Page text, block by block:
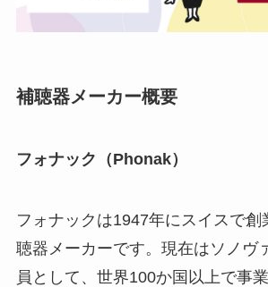
補聴器メーカー概要
フォナック（Phonak）
フォナックは1947年にスイスで創
聴器メーカーです。現在はソノヴ
員として、世界100か国以上で事